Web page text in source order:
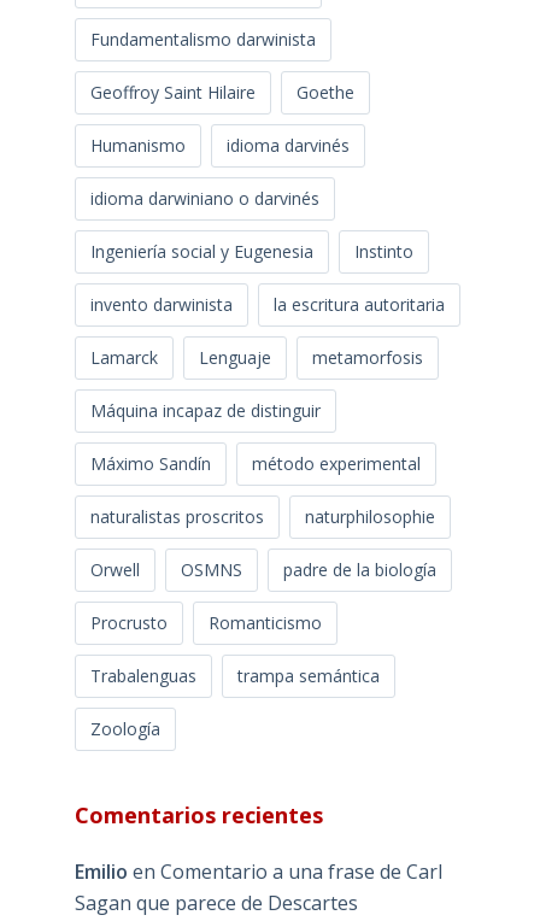
Fundamentalismo darwinista
Geoffroy Saint Hilaire Goethe
Humanismo idioma darvinés
idioma darwiniano o darvinés
Ingeniería social y Eugenesia Instinto
invento darwinista la escritura autoritaria
Lamarck Lenguaje metamorfosis
Máquina incapaz de distinguir
Máximo Sandín método experimental
naturalistas proscritos naturphilosophie
Orwell OSMNS padre de la biología
Procrusto Romanticismo
Trabalenguas trampa semántica
Zoología
Comentarios recientes
Emilio en Comentario a una frase de Carl
Sagan que parece de Descartes